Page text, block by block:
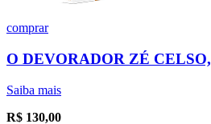
comprar
O DEVORADOR ZÉ
Saiba mais
R$ 130,00